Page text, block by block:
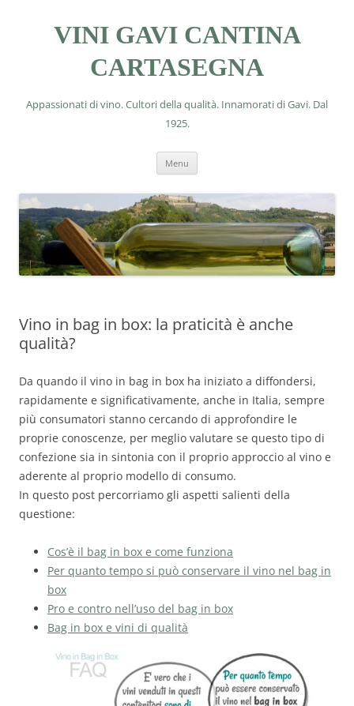
VINI GAVI CANTINA
CARTASEGNA
Appassionati di vino. Cultori della qualità. Innamorati di Gavi. Dal
1925.
Menu
Vino in bag in box: la praticità è anche
qualità?
Da quando il vino in bag in box ha iniziato a diffondersi,
rapidamente e significativamente, anche in Italia, sempre
più consumatori stanno cercando di approfondire le
proprie conoscenze, per meglio valutare se questo tipo di
confezione sia in sintonia con il proprio approccio al vino e
aderente al proprio modello di consumo.
In questo post percorriamo gli aspetti salienti della
questione:
Cos’è il bag in box e come funziona
Per quanto tempo si può conservare il vino nel bag in
box
Pro e contro nell’uso del bag in box
Bag in box e vini di qualità